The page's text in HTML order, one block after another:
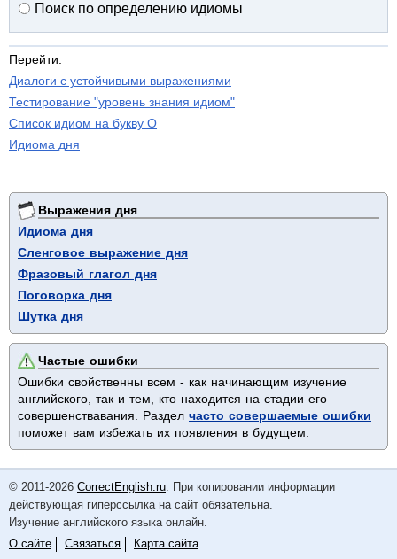
Поиск по определению идиомы
Перейти:
Диалоги с устойчивыми выражениями
Тестирование "уровень знания идиом"
Список идиом на букву O
Идиома дня
Выражения дня
Идиома дня
Сленговое выражение дня
Фразовый глагол дня
Поговорка дня
Шутка дня
Частые ошибки
Ошибки свойственны всем - как начинающим изучение
английского, так и тем, кто находится на стадии его
совершенствавания. Раздел часто совершаемые ошибки
поможет вам избежать их появления в будущем.
© 2011-2026 CorrectEnglish.ru. При копировании информации
действующая гиперссылка на сайт обязательна.
Изучение английского языка онлайн.
О сайте
Связаться Карта сайта